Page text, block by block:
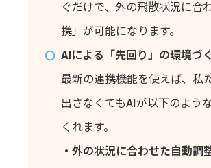
ぐだけで、外の飛散状況に合
携」が可能になります。
AIによる「先回り」の環境づ
最新の連携機能を使えば、私
出さなくてもAIが以下のよう
くれます。
・外の状況に合わせた自動調